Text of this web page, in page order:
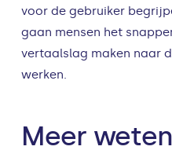
voor de gebruiker
gaan mensen het
vertaalslag maken naar
werken.
Meer